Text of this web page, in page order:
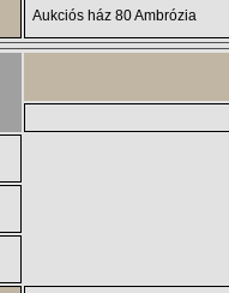
Aukciós ház 80 Ambrózia